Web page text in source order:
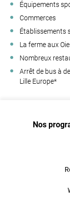
Équipements
Commerces
Établissements
La ferme aux
Nombreux
Arrêt de bus à
Lille Europe*
Nos